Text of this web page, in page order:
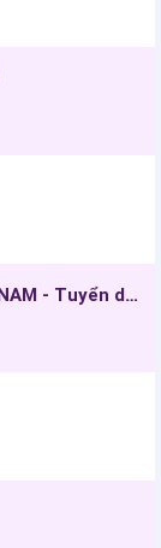
CÔNG TY TNHH IN ẤN HOA TƯỜNG VIỆT NAM - Tuyển dụng: Nhân viên kinh doanh